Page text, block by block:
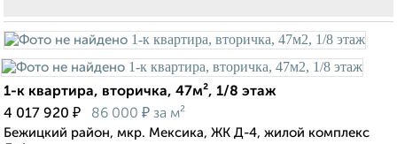
1-к квартира, вторичка, 47м², 1/8 этаж
4 017 920 ₽ 86 000 ₽ за м²
Бежицкий район, мкр. Мексика, ЖК Д-4, жилой комплекс